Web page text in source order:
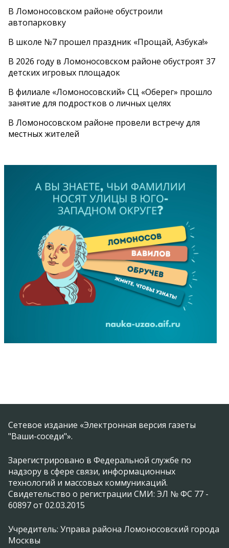
В Ломоносовском районе обустроили
автопарковку
В школе №7 прошел праздник «Прощай, Азбука!»
В 2026 году в Ломоносовском районе обустроят 37
детских игровых площадок
В филиале «Ломоносовский» СЦ «Оберег» прошло
занятие для подростков о личных целях
В Ломоносовском районе провели встречу для
местных жителей
Сетевое издание «Электронная версия газеты
"Ваши-соседи"».
Зарегистрировано в Федеральной службе по
надзору в сфере связи, информационных
технологий и массовых коммуникаций.
Свидетельство о регистрации СМИ: ЭЛ № ФС 77 -
60897 от 02.03.2015
Учредитель: Управа района Ломоносовский города
Москвы